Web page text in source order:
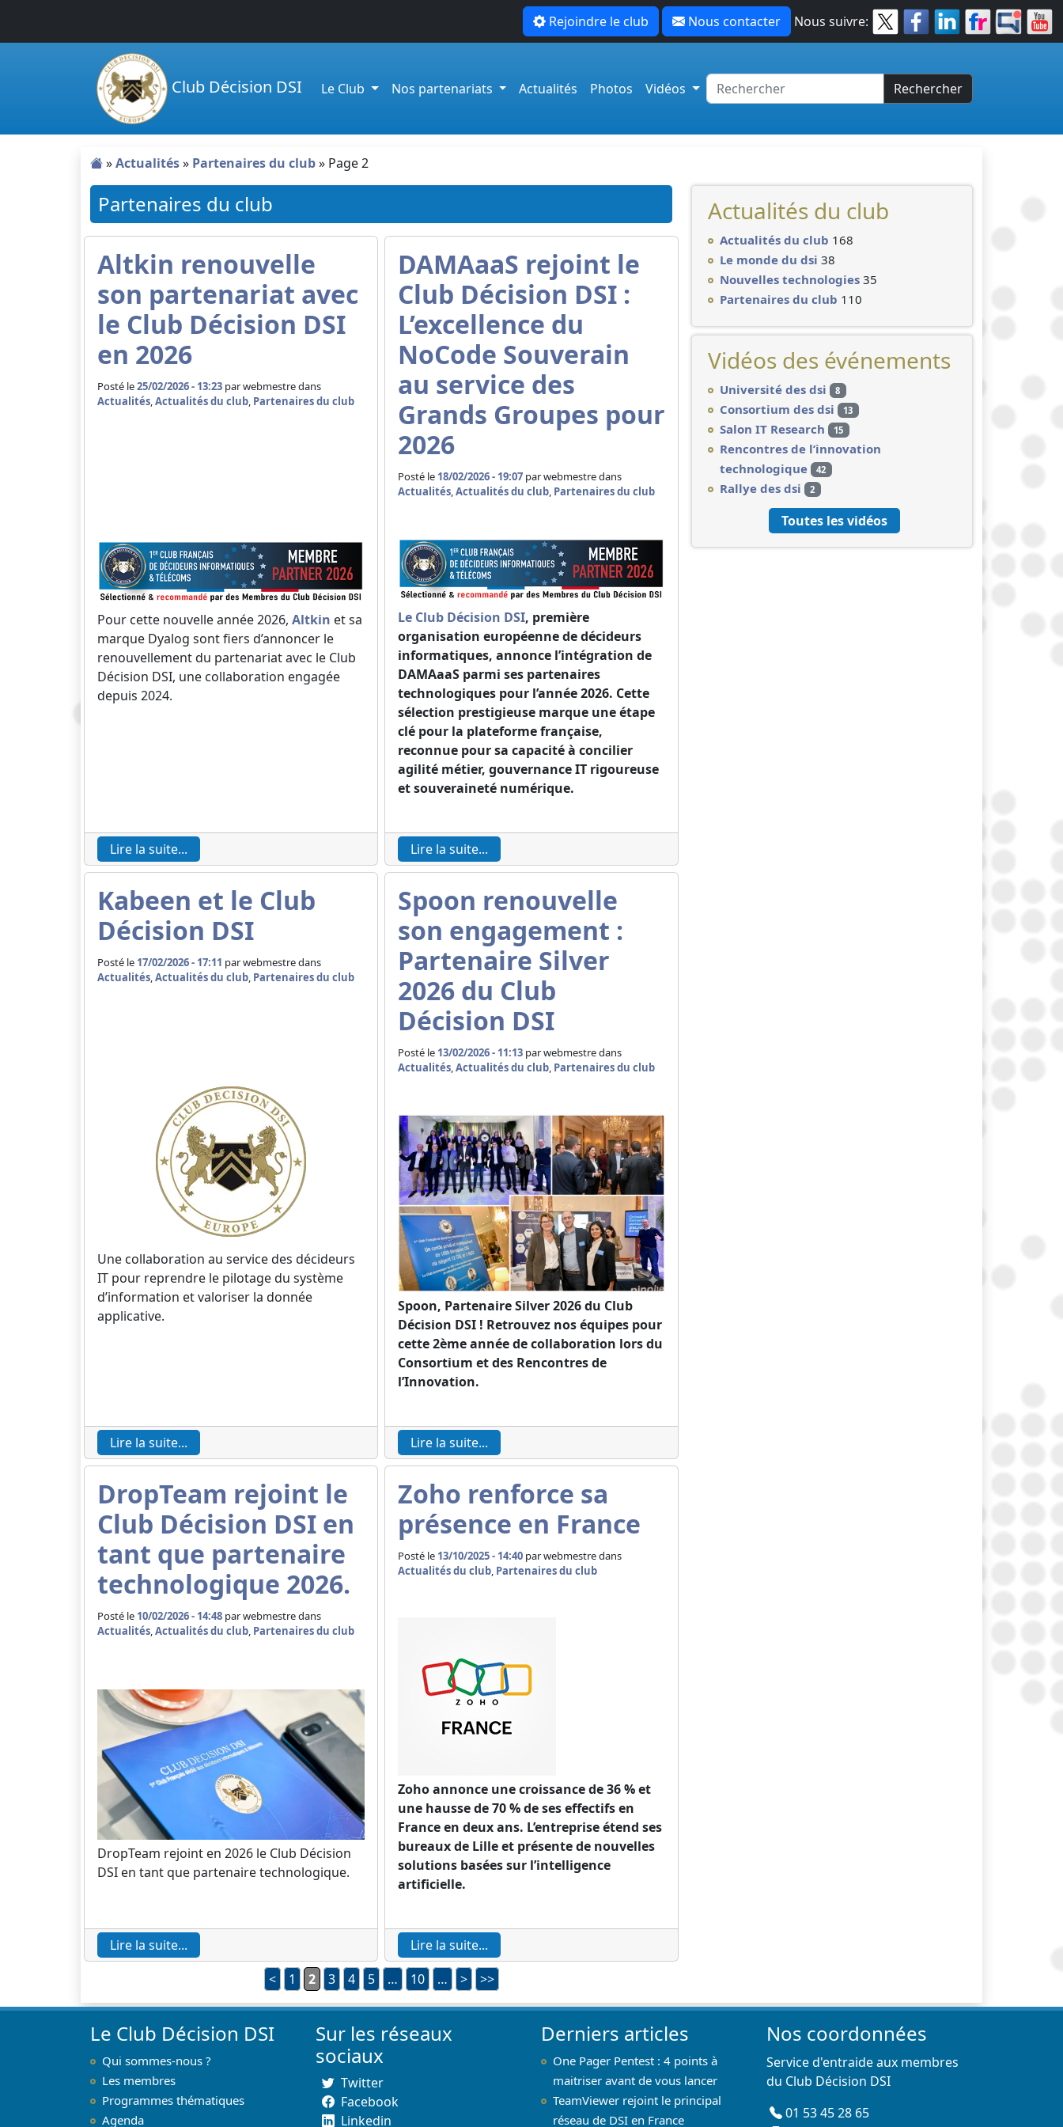
Rejoindre le club Nous contacter Nous suivre:
Club Décision DSI Le Club Nos partenariats Actualités Photos Vidéos Rechercher
»Actualités» Partenaires du club» Page 2
Partenaires du club
Altkin renouvelle
son partenariat avec
le Club Décision DSI
en 2026
Posté le25/02/2026 - 13:23 parwebmestre dans
Actualités,Actualités du club, Partenaires du club
Pour cette nouvelle année 2026, Altkin et sa
marque Dyalog sont fiers d’annoncer le
renouvellement du partenariat avec le Club
Décision DSI, une collaboration engagée
depuis 2024.
Lire la suite...
DAMAaaS rejoint le
Club Décision DSI :
L’excellence du
NoCode Souverain
au service des
Grands Groupes pour
2026
Posté le 18/02/2026 - 19:07 parwebmestre dans
Actualités,Actualités du club, Partenaires du club
Le Club Décision DSI, première
organisation européenne de décideurs
informatiques, annonce l’intégration de
DAMAaaS parmi ses partenaires
technologiques pour l’année 2026. Cette
sélection prestigieuse marque une étape
clé pour la plateforme française,
reconnue pour sa capacité à concilier
agilité métier, gouvernance IT rigoureuse
et souveraineté numérique.
Lire la suite...
Kabeen et le Club
Décision DSI
Posté le 17/02/2026 - 17:11 parwebmestre dans
Actualités,Actualités du club, Partenaires du club
Une collaboration au service des décideurs
IT pour reprendre le pilotage du système
d’information et valoriser la donnée
applicative.
Lire la suite...
Spoon renouvelle
son engagement :
Partenaire Silver
2026 du Club
Décision DSI
Posté le 13/02/2026 - 11:13 parwebmestre dans
Actualités,Actualités du club, Partenaires du club
Spoon, Partenaire Silver 2026 du Club
Décision DSI ! Retrouvez nos équipes pour
cette 2ème année de collaboration lors du
Consortium et des Rencontres de
l’Innovation.
Lire la suite...
DropTeam rejoint le
Club Décision DSI en
tant que partenaire
technologique 2026.
Posté le 10/02/2026 - 14:48 parwebmestre dans
Actualités,Actualités du club, Partenaires du club
DropTeam rejoint en 2026 le Club Décision
DSI en tant que partenaire technologique.
Lire la suite...
Zoho renforce sa
présence en France
Posté le 13/10/2025 - 14:40 parwebmestre dans
Actualités du club, Partenaires du club
Zoho annonce une croissance de 36 % et
une hausse de 70 % de ses effectifs en
France en deux ans. L’entreprise étend ses
bureaux de Lille et présente de nouvelles
solutions basées sur l’intelligence
artificielle.
Lire la suite...
<
1 2 3 4 5 … 10 … > >>
Actualités du club
Actualités du club 168
Le monde du dsi 38
Nouvelles technologies 35
Partenaires du club 110
Vidéos des événements
Université des dsi 8
Consortium des dsi 13
Salon IT Research 15
Rencontres de l’innovation
technologique
42
Rallye des dsi 2
Toutes les vidéos
Le Club Décision DSI
Qui sommes-nous ?
Les membres
Programmes thématiques
Agenda
Sur les réseaux
sociaux
Twitter
Facebook
Linkedin
Derniers articles
One Pager Pentest : 4 points à
maitriser avant de vous lancer
TeamViewer rejoint le principal
réseau de DSI en France
Nos coordonnées
Service d'entraide aux membres
du Club Décision DSI
01 53 45 28 65